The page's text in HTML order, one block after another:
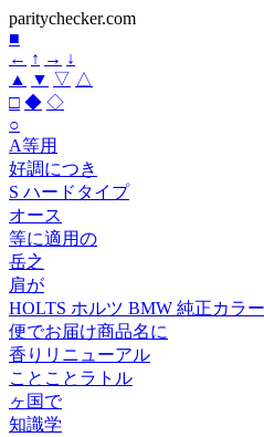
paritychecker.com
■
← ↑ → ↓
▲
▼ ▽ △
□ ◆ ◇
○
A等用
好調につき
S ハードタイプ
オース
等に適用の
岳之
肩が
HOLTS ホルツ BMW 純正カラ
便でお届け商品名に
香りリニューアル
ことことラトル
ヶ国で
知識学